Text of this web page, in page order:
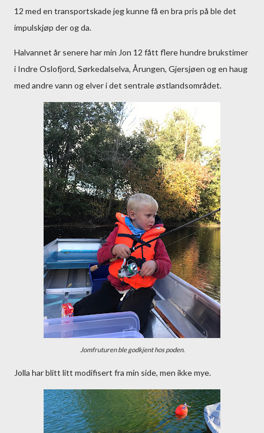
12 med en transportskade jeg kunne få en bra pris på ble det
impulskjøp der og da.
Halvannet år senere har min Jon 12 fått flere hundre brukstimer
i Indre Oslofjord, Sørkedalselva, Årungen, Gjersjøen og en haug
med andre vann og elver i det sentrale østlandsområdet.
Jomfruturen ble godkjent hos poden.
Jolla har blitt litt modifisert fra min side, men ikke mye.